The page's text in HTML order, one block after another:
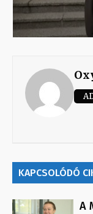
KAPCSOLÓDÓ
A